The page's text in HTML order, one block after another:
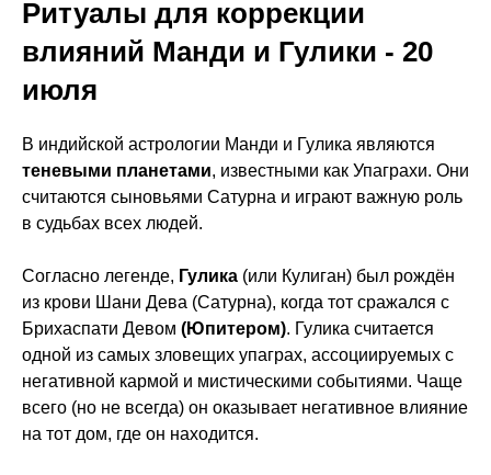
Ритуалы для коррекции
влияний Манди и Гулики - 20
июля
В индийской астрологии Манди и Гулика являются
теневыми планетами, известными как Упаграхи. Они
считаются сыновьями Сатурна и играют важную роль
в судьбах всех людей.
Согласно легенде, Гулика (или Кулиган) был рождён
из крови Шани Дева (Сатурна), когда тот сражался с
Брихаспати Девом (Юпитером). Гулика считается
одной из самых зловещих упаграх, ассоциируемых с
негативной кармой и мистическими событиями. Чаще
всего (но не всегда) он оказывает негативное влияние
на тот дом, где он находится.